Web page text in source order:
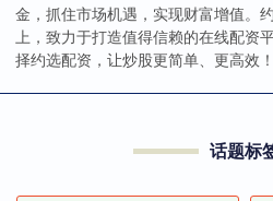
金，抓住市场机遇，实现财富增值。
上，致力于打造值得信赖的在线配资
择约选配资，让炒股更简单、更高效！
话题标